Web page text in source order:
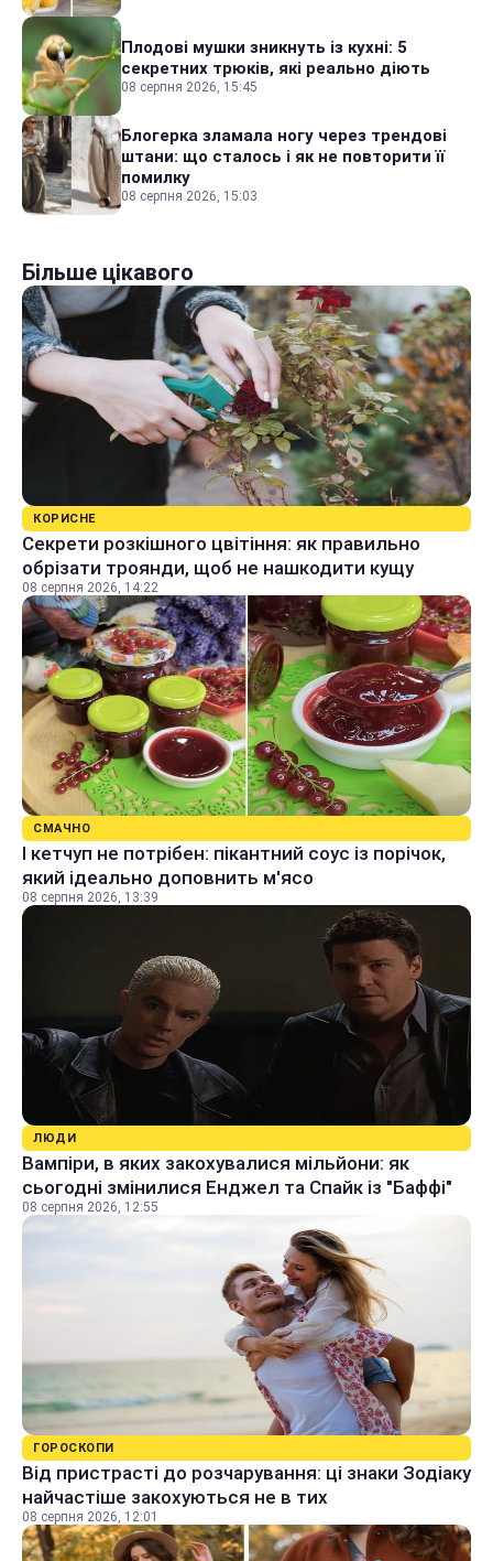
Плодові мушки зникнуть із кухні: 5
секретних трюків, які реально діють
08 серпня 2026, 15:45
Блогерка зламала ногу через трендові
штани: що сталось і як не повторити її
помилку
08 серпня 2026, 15:03
Більше цікавого
КОРИСНЕ
Секрети розкішного цвітіння: як правильно
обрізати троянди, щоб не нашкодити кущу
08 серпня 2026, 14:22
СМАЧНО
І кетчуп не потрібен: пікантний соус із порічок,
який ідеально доповнить м'ясо
08 серпня 2026, 13:39
ЛЮДИ
Вампіри, в яких закохувалися мільйони: як
сьогодні змінилися Енджел та Спайк із "Баффі"
08 серпня 2026, 12:55
ГОРОСКОПИ
Від пристрасті до розчарування: ці знаки Зодіаку
найчастіше закохуються не в тих
08 серпня 2026, 12:01